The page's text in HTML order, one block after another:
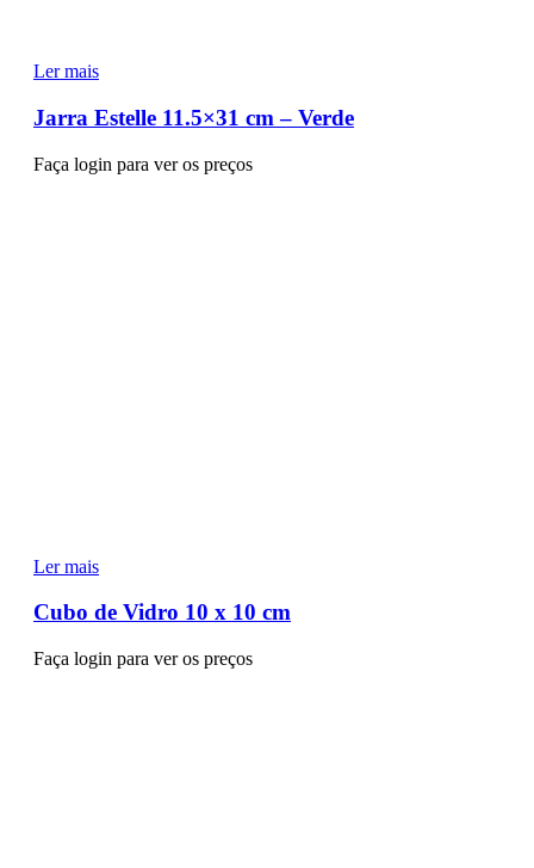
Ler mais
Jarra Estelle 11.5×31 cm – Verde
Faça login para ver os preços
Ler mais
Cubo de Vidro 10 x 10 cm
Faça login para ver os preços